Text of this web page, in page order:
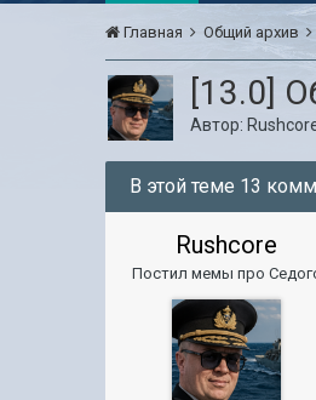
Главная Общий архив
[13.0]
Автор:
В этой теме 13
Rushcore
Постил мемы про